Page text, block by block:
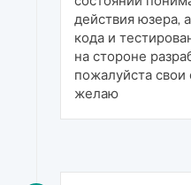
действия юзера,
кода и
на стороне
пожалуйста свои
желаю